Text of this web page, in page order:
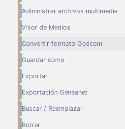
Administrar archivos multimedia
Visor de Medios
Convertir formato Gedcom
Guardar como
Exportar
Exportación Geneanet
Buscar / Reemplazar
Borrar